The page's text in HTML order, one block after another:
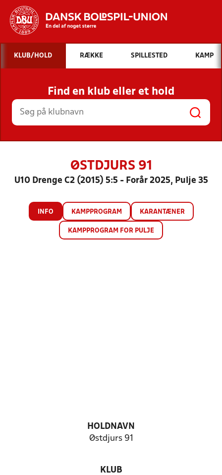
Hvad vil du søge efter?
INDHOLD OG NYHEDER
STILLINGER, RESULTATER, KLUBBER OG
HOLD
KLUB/HOLD RÆKKE SPILLESTED KAMP
Find en klub eller et hold
ØSTDJURS 91
U10 Drenge C2 (2015) 5:5 - Forår 2025, Pulje 35
INFO KAMPPROGRAM KARANTÆNER
KAMPPROGRAM FOR PULJE
HOLDNAVN
Østdjurs 91
KLUB